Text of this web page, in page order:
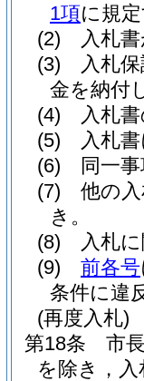
1項に規
(2)
入札
(3)
入札
金を納付
(4)
入札
(5)
入札
(6)
同一
(7)
他の
き。
(8)
入札
(9)
前各号
条件に違
(再度入札)
第18条
市
を除き，